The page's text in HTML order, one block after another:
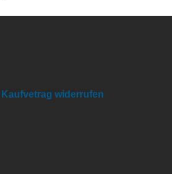
Kaufvetrag widerrufen